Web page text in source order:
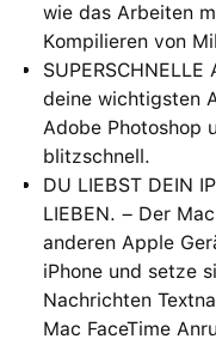
wie das Arbeiten
Kompilieren von
SUPERSCHNELLE
deine wichtigsten
Adobe Photoshop
blitzschnell.
DU LIEBST DEIN
LIEBEN. – Der
anderen Apple
iPhone und setze
Nachrichten
Mac FaceTime